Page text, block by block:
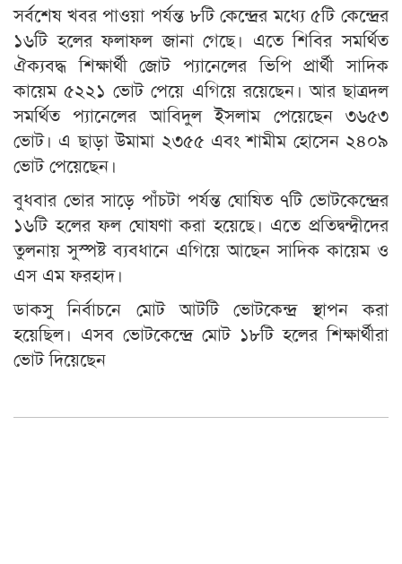
সর্বশেষ খবর পাওয়া পর্যন্ত ৮টি কেন্দ্রের মধ্যে ৫টি কেন্দ্রের
১৬টি হলের ফলাফল জানা গেছে। এতে শিবির সমর্থিত
ঐক্যবদ্ধ শিক্ষার্থী জোট প্যানেলের ভিপি প্রার্থী সাদিক
কায়েম ৫২২১ ভোট পেয়ে এগিয়ে রয়েছেন। আর ছাত্রদল
সমর্থিত প্যানেলের আবিদুল ইসলাম পেয়েছেন ৩৬৫৩
ভোট। এ ছাড়া উমামা ২৩৫৫ এবং শামীম হোসেন ২৪০৯
ভোট পেয়েছেন।
বুধবার ভোর সাড়ে পাঁচটা পর্যন্ত ঘোষিত ৭টি ভোটকেন্দ্রের
১৬টি হলের ফল ঘোষণা করা হয়েছে। এতে প্রতিদ্বন্দ্বীদের
তুলনায় সুস্পষ্ট ব্যবধানে এগিয়ে আছেন সাদিক কায়েম ও
এস এম ফরহাদ।
ডাকসু নির্বাচনে মোট আটটি ভোটকেন্দ্র স্থাপন করা
হয়েছিল। এসব ভোটকেন্দ্রে মোট ১৮টি হলের শিক্ষার্থীরা
ভোট দিয়েছেন